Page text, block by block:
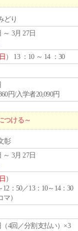
どり
～ 3月 27日
日 ） 13 ：10 ～ 14 ：30
円/入学者20,090円
つける～
彰
～ 3月 27日
日 ）
12：50／13：10～14：30
マ）
（4回／分割支払い）×3